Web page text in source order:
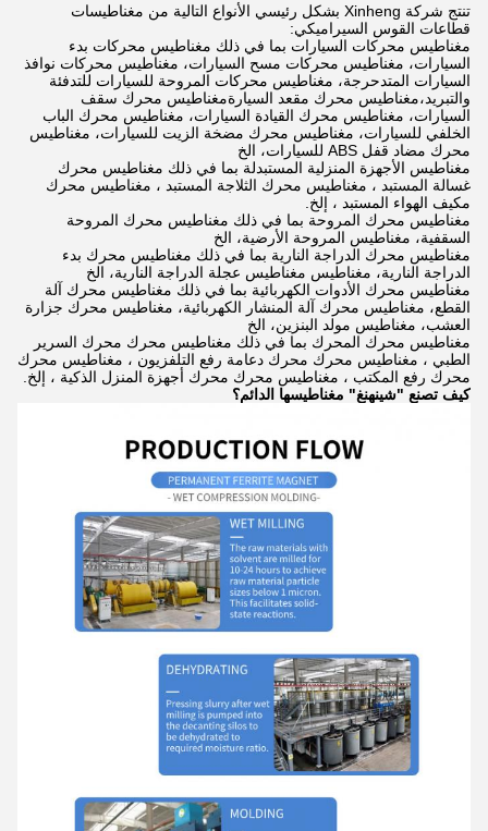
تنتج شركة Xinheng بشكل رئيسي الأنواع التالية من مغناطيسات
قطاعات القوس السيراميكي:
مغناطيس محركات السيارات بما في ذلك مغناطيس محركات بدء
السيارات، مغناطيس محركات مسح السيارات، مغناطيس محركات نوافذ
السيارات المتدحرجة، مغناطيس محركات المروحة للسيارات للتدفئة
والتبريد،مغناطيس محرك مقعد السيارةمغناطيس محرك سقف
السيارات، مغناطيس محرك القيادة السيارات، مغناطيس محرك الباب
الخلفي للسيارات، مغناطيس محرك مضخة الزيت للسيارات، مغناطيس
محرك مضاد قفل ABS للسيارات، الخ
مغناطيس الأجهزة المنزلية المستبدلة بما في ذلك مغناطيس محرك
غسالة المستبد ، مغناطيس محرك الثلاجة المستبد ، مغناطيس محرك
مكيف الهواء المستبد ، إلخ.
مغناطيس محرك المروحة بما في ذلك مغناطيس محرك المروحة
السقفية، مغناطيس المروحة الأرضية، الخ
مغناطيس محرك الدراجة النارية بما في ذلك مغناطيس محرك بدء
الدراجة النارية، مغناطيس مغناطيس عجلة الدراجة النارية، الخ
مغناطيس محرك الأدوات الكهربائية بما في ذلك مغناطيس محرك آلة
القطع، مغناطيس محرك آلة المنشار الكهربائية، مغناطيس محرك جزارة
العشب، مغناطيس مولد البنزين، الخ
مغناطيس محرك المحرك بما في ذلك مغناطيس محرك محرك السرير
الطبي ، مغناطيس محرك محرك دعامة رفع التلفزيون ، مغناطيس محرك
محرك رفع المكتب ، مغناطيس محرك محرك أجهزة المنزل الذكية ، إلخ.
كيف تصنع "شينهنغ" مغناطيسها الدائم؟